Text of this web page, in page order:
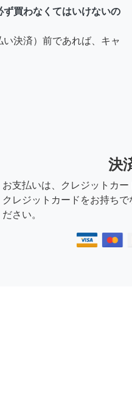
買わなくてはいけないの
決済）前であれば、キャ
決
お支払いは、クレジットカー
クレジットカードをお持ち
ださい。